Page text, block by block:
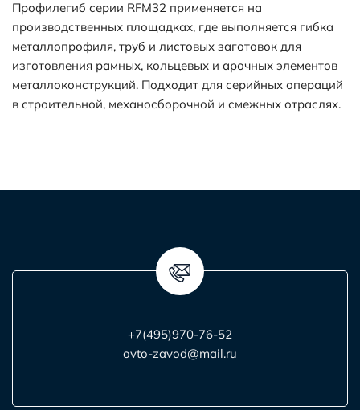
Профилегиб серии RFM32 применяется на
производственных площадках, где выполняется гибка
металлопрофиля, труб и листовых заготовок для
изготовления рамных, кольцевых и арочных элементов
металлоконструкций. Подходит для серийных операций
в строительной, механосборочной и смежных отраслях.
+7(495)970-76-52
ovto-zavod@mail.ru